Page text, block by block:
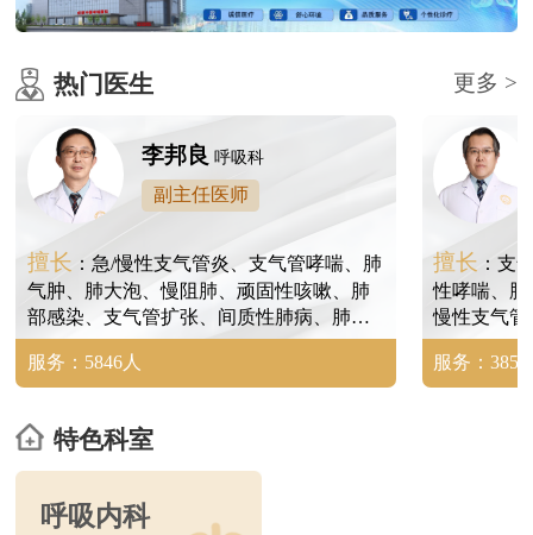
热门医生 更多 >
李邦良 呼吸科
副主任医师
擅长 ：急/慢性支气管炎、支气管哮喘、肺
气肿、肺大泡、慢阻肺、顽固性咳嗽、肺
部感染、支气管扩张、间质性肺病、肺间
质纤维化、尘肺、矽肺、肺结节等。
服务：5846人
擅长 ：支
性哮喘、
慢性支气
病、肺炎
尘肺、矽
服务：3854
特色科室
呼吸内科